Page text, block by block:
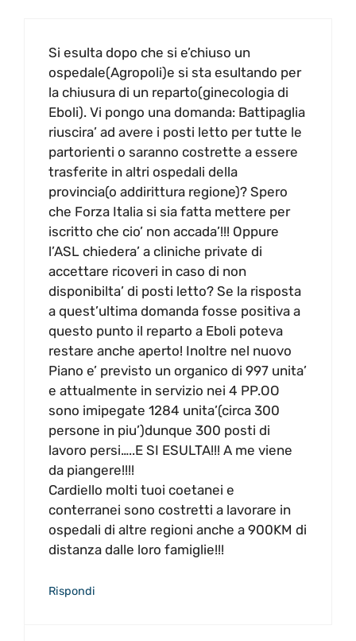
Si esulta dopo che si e’chiuso un
ospedale(Agropoli)e si sta esultando per
la chiusura di un reparto(ginecologia di
Eboli). Vi pongo una domanda: Battipaglia
riuscira’ ad avere i posti letto per tutte le
partorienti o saranno costrette a essere
trasferite in altri ospedali della
provincia(o addirittura regione)? Spero
che Forza Italia si sia fatta mettere per
iscritto che cio’ non accada’!!! Oppure
l’ASL chiedera’ a cliniche private di
accettare ricoveri in caso di non
disponibilta’ di posti letto? Se la risposta
a quest’ultima domanda fosse positiva a
questo punto il reparto a Eboli poteva
restare anche aperto! Inoltre nel nuovo
Piano e’ previsto un organico di 997 unita’
e attualmente in servizio nei 4 PP.OO
sono imipegate 1284 unita’(circa 300
persone in piu’)dunque 300 posti di
lavoro persi…..E SI ESULTA!!! A me viene
da piangere!!!!
Cardiello molti tuoi coetanei e
conterranei sono costretti a lavorare in
ospedali di altre regioni anche a 900KM di
distanza dalle loro famiglie!!!
Rispondi